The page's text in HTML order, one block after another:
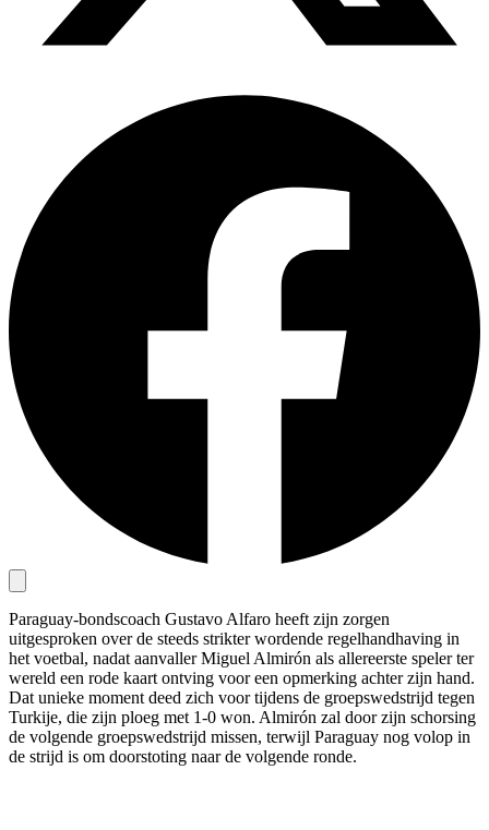
Paraguay-bondscoach Gustavo Alfaro heeft zijn zorgen
uitgesproken over de steeds strikter wordende regelhandhaving in
het voetbal, nadat aanvaller Miguel Almirón als allereerste speler ter
wereld een rode kaart ontving voor een opmerking achter zijn hand.
Dat unieke moment deed zich voor tijdens de groepswedstrijd tegen
Turkije, die zijn ploeg met 1-0 won. Almirón zal door zijn schorsing
de volgende groepswedstrijd missen, terwijl Paraguay nog volop in
de strijd is om doorstoting naar de volgende ronde.